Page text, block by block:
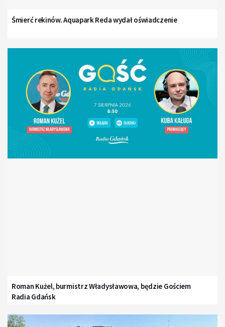
Śmierć rekinów. Aquapark Reda wydał oświadczenie
Roman Kużel, burmistrz Władysławowa, będzie Gościem
Radia Gdańsk